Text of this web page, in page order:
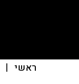
ראשי |